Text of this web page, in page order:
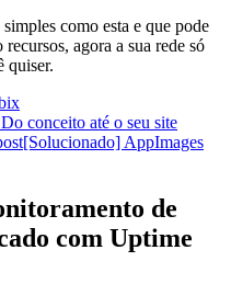
como esta e que pode
agora a sua rede só
quiser.
conceito até o seu site
[Solucionado] AppImages
de
com Uptime